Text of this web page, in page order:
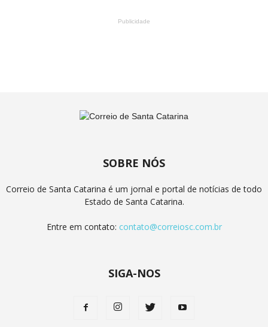
Publicidade
SOBRE NÓS
Correio de Santa Catarina é um jornal e portal de notícias de todo
Estado de Santa Catarina.
Entre em contato: contato@correiosc.com.br
SIGA-NOS